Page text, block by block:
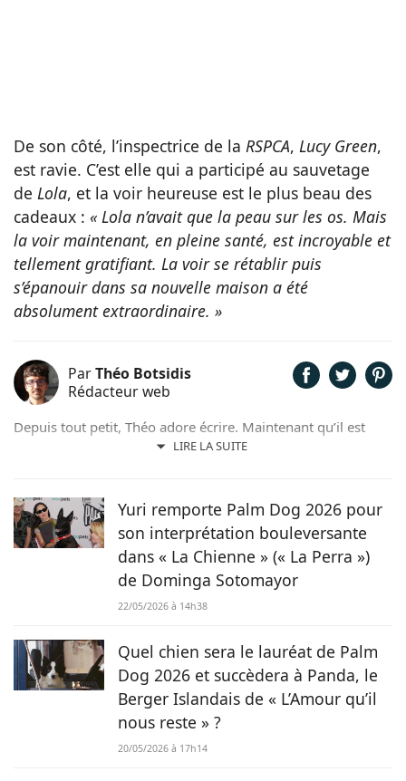
De son côté, l’inspectrice de la RSPCA, Lucy Green,
est ravie. C’est elle qui a participé au sauvetage
de Lola, et la voir heureuse est le plus beau des
cadeaux : « Lola n’avait que la peau sur les os. Mais
la voir maintenant, en pleine santé, est incroyable et
tellement gratifiant. La voir se rétablir puis
s’épanouir dans sa nouvelle maison a été
absolument extraordinaire. »
ParThéo Botsidis
Rédacteur web
LIRE LA SUITE
Depuis tout petit, Théo adore écrire. Maintenant qu’il est
rédacteur web, il partage avec plaisir ce qu’il découvre sur le
Yuri remporte Palm Dog 2026 pour
son interprétation bouleversante
dans « La Chienne » (« La Perra »)
de Dominga Sotomayor
22/05/2026 à 14h38
Quel chien sera le lauréat de Palm
Dog 2026 et succèdera à Panda, le
Berger Islandais de « L’Amour qu’il
nous reste » ?
20/05/2026 à 17h14